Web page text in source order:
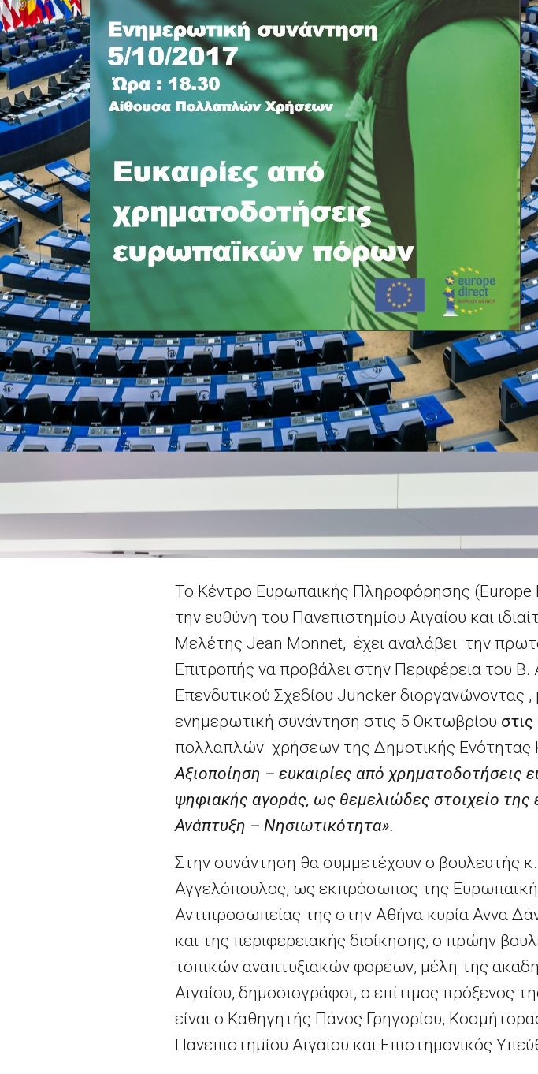
Το Κέντρο Ευρωπαικής Πληροφόρησης (Europe
την ευθύνη του Πανεπιστημίου Αιγαίου και
Μελέτης Jean Monnet, έχει αναλάβει την
Επιτροπής να προβάλει στην Περιφέρεια του
Επενδυτικού Σχεδίου Juncker διοργανώνοντας
ενημερωτική συνάντηση στις 5 Οκτωβρίου
πολλαπλών χρήσεων της Δημοτικής Ενότητας
Αξιοποίηση – ευκαιρίες από
ψηφιακής αγοράς, ως θεμελιώδες στοιχείο
Ανάπτυξη – Νησιωτικότητα».
Στην συνάντηση θα συμμετέχουν ο βουλευτής
Αγγελόπουλος, ως εκπρόσωπος της
Αντιπροσωπείας της στην Αθήνα κυρία Αννα
και της περιφερειακής διοίκησης, ο πρώην
τοπικών αναπτυξιακών φορέων, μέλη της
Αιγαίου, δημοσιογράφοι, ο επίτιμος πρόξενος
είναι ο Καθηγητής Πάνος Γρηγορίου,
Πανεπιστημίου Αιγαίου και Επιστημονικός